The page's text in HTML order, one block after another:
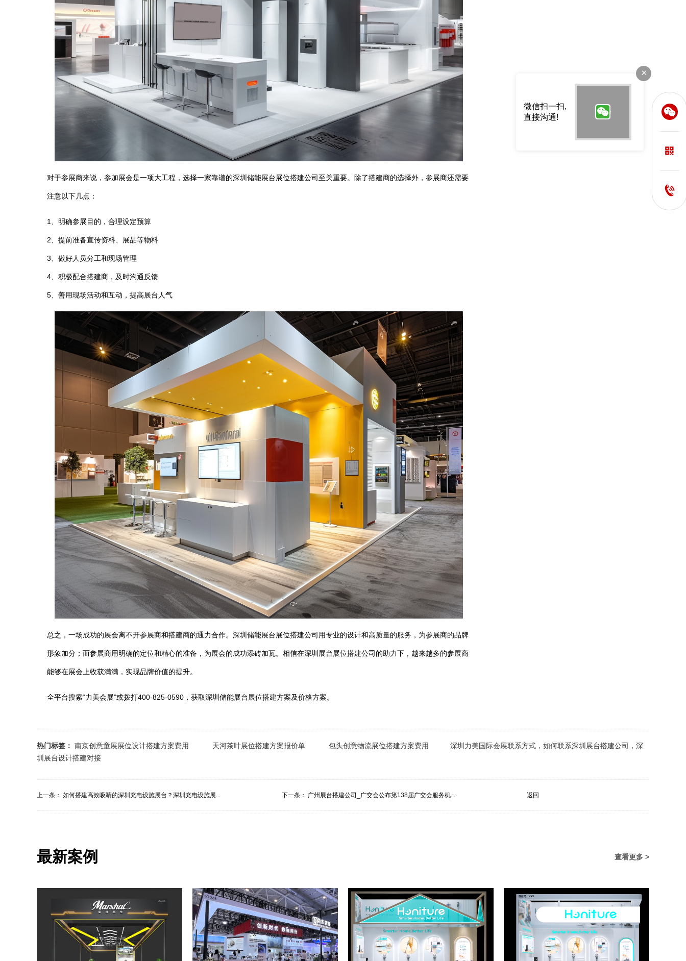
对于参展商来说，参加展会是一项大工程，选择一家靠谱的深圳储能展台展位搭建公司至关重要。除了搭建商的选择外，参展商还需要
注意以下几点：
1、明确参展目的，合理设定预算
2、提前准备宣传资料、展品等物料
3、做好人员分工和现场管理
4、积极配合搭建商，及时沟通反馈
5、善用现场活动和互动，提高展台人气
总之，一场成功的展会离不开参展商和搭建商的通力合作。深圳储能展台展位搭建公司用专业的设计和高质量的服务，为参展商的品牌
形象加分；而参展商用明确的定位和精心的准备，为展会的成功添砖加瓦。相信在深圳展台展位搭建公司的助力下，越来越多的参展商
能够在展会上收获满满，实现品牌价值的提升。
全平台搜索“力美会展”或拨打400-825-0590，获取深圳储能展台展位搭建方案及价格方案。
热门标签： 南京创意童展展位设计搭建方案费用 天河茶叶展位搭建方案报价单 包头创意物流展位搭建方案费用
深圳力美国际会展联系方式，如何联系深圳展台搭建公司，深
圳展台设计搭建对接
上一条： 如何搭建高效吸睛的深圳充电设施展台？深圳充电设施展... 下一条： 广州展台搭建公司_广交会公布第138届广交会服务机... 返回
最新案例 查看更多 >
×
微信扫一扫,
直接沟通!